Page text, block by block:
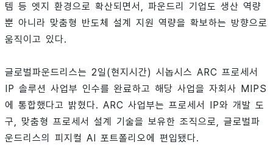
템 등 엣지 환경으로 확산되면서, 파운드리 기업도 생산 역량
뿐 아니라 맞춤형 반도체 설계 지원 역량을 확보하는 방향으로
움직이고 있다.
글로벌파운드리스는 2일(현지시간) 시놉시스 ARC 프로세서
IP 솔루션 사업부 인수를 완료하고 해당 사업을 자회사 MIPS
에 통합했다고 밝혔다. ARC 사업부는 프로세서 IP와 개발 도
구, 맞춤형 프로세서 설계 기술을 보유한 조직으로, 글로벌파
운드리스의 피지컬 AI 포트폴리오에 편입됐다.